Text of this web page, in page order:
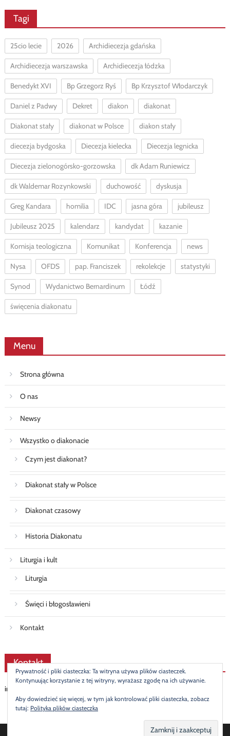
Tagi
25cio lecie 2026 Archidiecezja gdańska
Archidiecezja warszawska Archidiecezja łódzka
Benedykt XVI Bp Grzegorz Ryś Bp Krzysztof Włodarczyk
Daniel z Padwy Dekret diakon diakonat
Diakonat stały diakonat w Polsce diakon stały
diecezja bydgoska Diecezja kielecka Diecezja legnicka
Diecezja zielonogórsko-gorzowska dk Adam Runiewicz
dk Waldemar Rozynkowski duchowość dyskusja
Greg Kandara homilia IDC jasna góra jubileusz
Jubileusz 2025 kalendarz kandydat kazanie
Komisja teologiczna Komunikat Konferencja news
Nysa OFDS pap. Franciszek rekolekcje statystyki
Synod Wydanictwo Bernardinum Łódź
święcenia diakonatu
Menu
Strona główna
O nas
Newsy
Wszystko o diakonacie
Czym jest diakonat?
Diakonat stały w Polsce
Diakonat czasowy
Historia Diakonatu
Liturgia i kult
Liturgia
Święci i błogosławieni
Kontakt
Kontakt
info@diakonat.pl
Prywatność i pliki ciasteczka: Ta witryna używa plików ciasteczek.
Kontynuując korzystanie z tej witryny, wyrażasz zgodę na ich używanie.
Aby dowiedzieć się więcej, w tym jak kontrolować pliki ciasteczka, zobacz
tutaj: Polityka plików ciasteczka